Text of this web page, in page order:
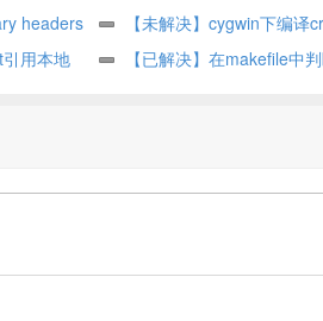
final/sunrpc/cross-
reference to `_libintl_gettext’
‘__attribute__’ before ‘u_char’
错：rpc/types.h:73:18: error:
before ‘u_char’
headers
attribute
【未解决】cygwin下编
checking add-on ports for
用本地
【已解决】在makefile中